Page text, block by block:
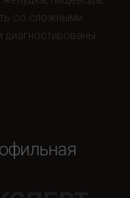
со сложными
диагностированы